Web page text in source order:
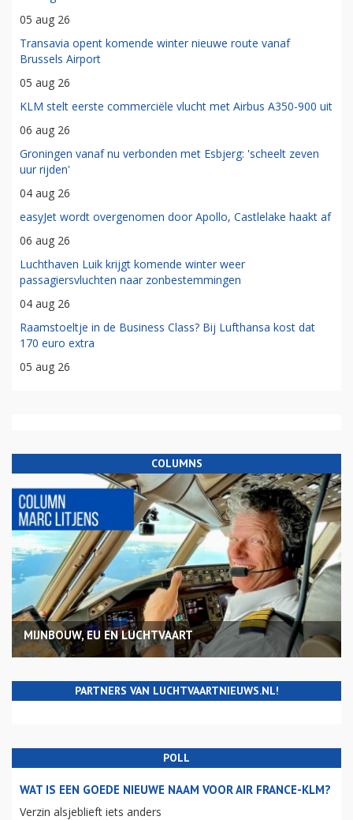
05 aug 26
Transavia opent komende winter nieuwe route vanaf
Brussels Airport
05 aug 26
KLM stelt eerste commerciële vlucht met Airbus A350-900 uit
06 aug 26
Groningen vanaf nu verbonden met Esbjerg: 'scheelt zeven
uur rijden'
04 aug 26
easyJet wordt overgenomen door Apollo, Castlelake haakt af
06 aug 26
Luchthaven Luik krijgt komende winter weer
passagiersvluchten naar zonbestemmingen
04 aug 26
Raamstoeltje in de Business Class? Bij Lufthansa kost dat
170 euro extra
05 aug 26
COLUMNS
MIJNBOUW, EU EN LUCHTVAART
PARTNERS VAN LUCHTVAARTNIEUWS.NL!
POLL
WAT IS EEN GOEDE NIEUWE NAAM VOOR AIR FRANCE-KLM?
Verzin alsjeblieft iets anders